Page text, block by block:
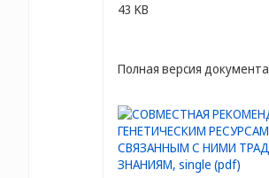
43 KB
Полная версия документа